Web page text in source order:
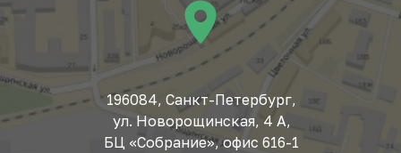
196084, Санкт-Петербург,
ул. Новорощинская, 4 А,
БЦ «Собрание», офис 616-1